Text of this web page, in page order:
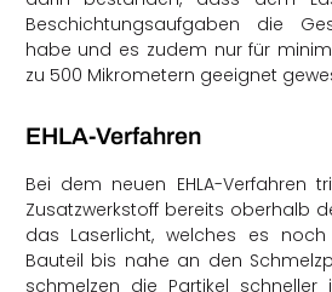
Beschichtungsaufgaben die
habe und es zudem nur für
zu 500 Mikrometern geeignet
EHLA-Verfahren
Bei dem neuen EHLA-Verfahren
Zusatzwerkstoff bereits oberhalb
das Laserlicht, welches es
Bauteil bis nahe an den
schmelzen die Partikel schneller